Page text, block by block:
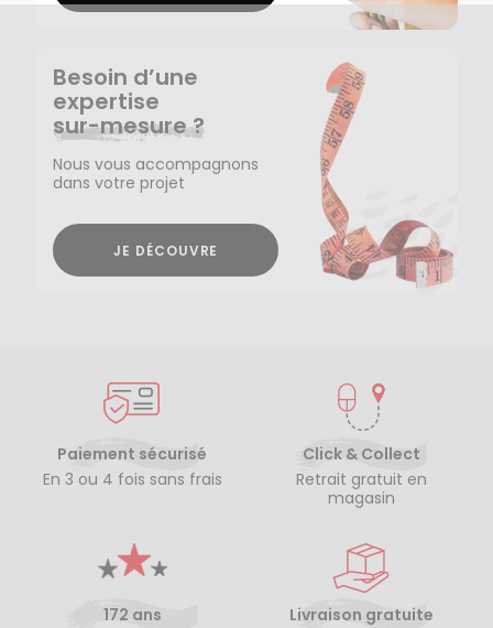
Besoin d’une
expertise
sur-mesure ?
Nous vous accompagnons
dans votre projet
JE DÉCOUVRE
Paiement sécurisé
En 3 ou 4 fois sans frais
Click & Collect
Retrait gratuit en
magasin
172 ans
Livraison gratuite